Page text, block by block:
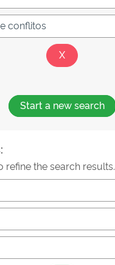
Start a new search
refine the search results.